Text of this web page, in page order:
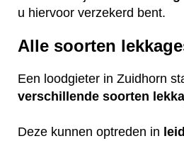
u hiervoor verzekerd bent.
Alle soorten
Een loodgieter in Zuidhorn
verschillende soorten
Deze kunnen optreden in